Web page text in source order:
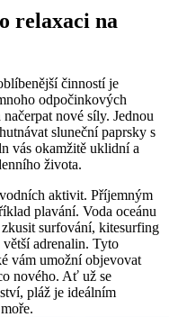
relaxaci na
činností je⁤
odpočinkových
nové síly. Jednou
sluneční paprsky s
‍vás okamžitě⁣ uklidní a
života.
aktivit. ⁣Příjemným
plavání. ‌Voda oceánu
surfování, kitesurfing
adrenalin. Tyto‍
⁤vám umožní objevovat
nového. Ať už se
pláž je ideálním